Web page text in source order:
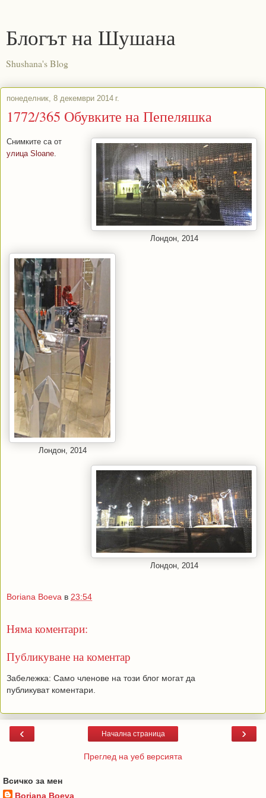
Блогът на Шушана
Shushana's Blog
понеделник, 8 декември 2014 г.
1772/365 Обувките на Пепеляшка
Лондон, 2014
Снимките са от
улица Sloane
Лондон, 2014
Лондон, 2014
Boriana Boeva в 23:54
Няма коментари:
Публикуване на коментар
Забележка: Само членове на този блог могат да
публикуват коментари.
‹ ›
Начална страница
Преглед на уеб версията
Всичко за мен
Boriana Boeva